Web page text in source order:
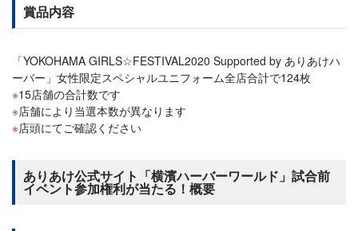
賞品内容
「YOKOHAMA GIRLS☆FESTIVAL2020 Supported by ありあけハ
ーバー」女性限定スペシャルユニフォーム全店合計で124枚
15店舗の合計数です
店舗により当選本数が異なります
店頭にてご確認ください
ありあけ公式サイト「横濱ハーバーワールド」試合前
イベント参加権利が当たる！概要